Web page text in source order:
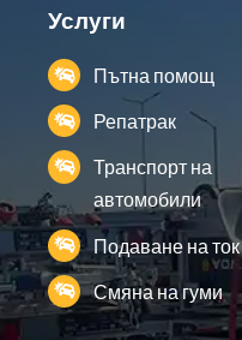
Услуги
Пътна помощ
Репатрак
Транспорт на
автомобили
Подаване на ток
Смяна на гуми